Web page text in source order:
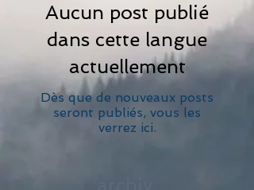
Aucun post publié
dans cette langue
actuellement
Dès que de nouveaux posts
seront publiés, vous les
verrez ici.